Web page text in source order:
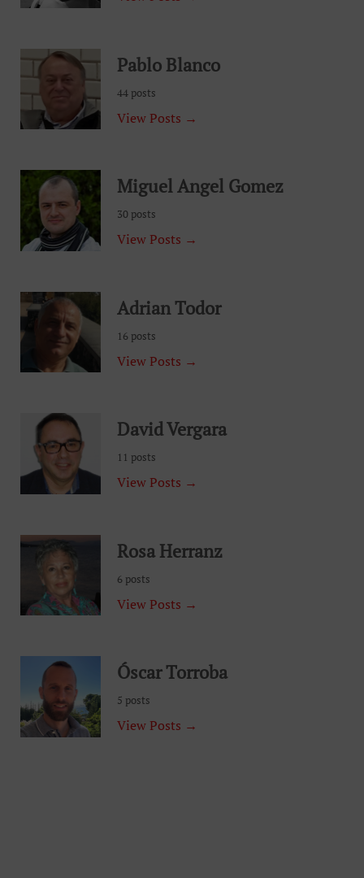
Pablo Blanco
44 posts
View Posts →
Miguel Angel Gomez
30 posts
View Posts →
Adrian Todor
16 posts
View Posts →
David Vergara
11 posts
View Posts →
Rosa Herranz
6 posts
View Posts →
Óscar Torroba
5 posts
View Posts →